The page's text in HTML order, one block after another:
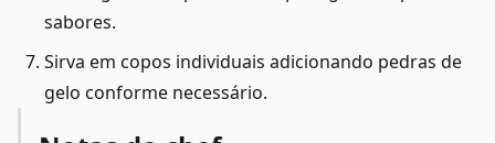
sabores.
Sirva em copos individuais adicionando pedras de
gelo conforme necessário.